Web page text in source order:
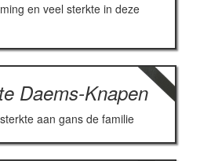
en veel sterkte in deze
Daems-Knapen
aan gans de familie